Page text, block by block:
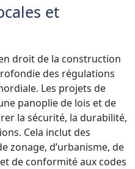
et
droit de la construction
des régulations
Les projets de
panoplie de lois et de
la sécurité, la durabilité,
Cela inclut des
zonage, d’urbanisme, de
de conformité aux codes